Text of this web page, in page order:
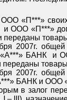
«П***»
и ООО «П***»
переданы
2007г. общей
БАНК
и
переданы
2007г. общей
БАНК и ООО
в залог